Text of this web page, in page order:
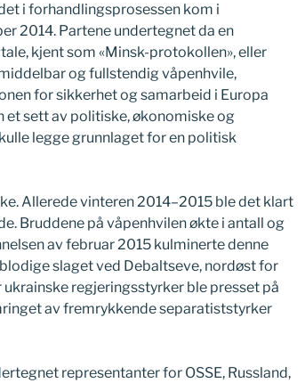
i forhandlingsprosessen kom i
2014. Partene undertegnet da en
kjent som «Minsk-protokollen», eller
og fullstendig våpenhvile,
for sikkerhet og samarbeid i Europa
et sett av politiske, økonomiske og
legge grunnlaget for en politisk
Allerede vinteren 2014–2015 ble det klart
Bruddene på våpenhvilen økte i antall og
av februar 2015 kulminerte denne
slaget ved Debaltseve, nordøst for
regjeringsstyrker ble presset på
av fremrykkende separatiststyrker
representanter for OSSE, Russland,